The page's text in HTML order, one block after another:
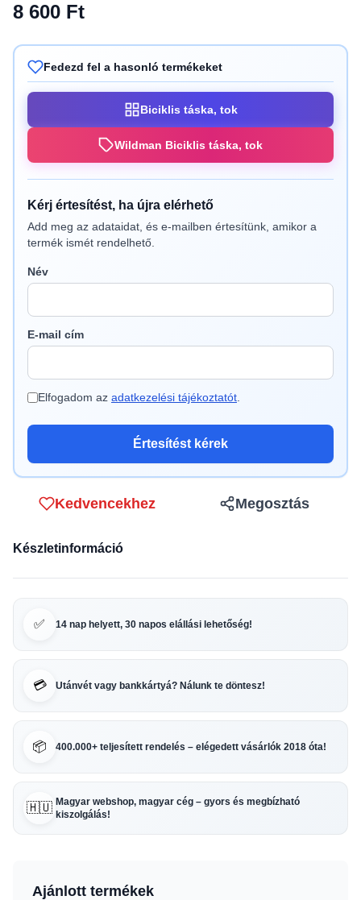
8 600 Ft
Fedezd fel a hasonló termékeket
Biciklis táska, tok
Wildman Biciklis táska, tok
Kérj értesítést, ha újra elérhető
Add meg az adataidat, és e-mailben értesítünk, amikor a
termék ismét rendelhető.
Név
E-mail cím
Elfogadom az adatkezelési tájékoztatót
Értesítést kérek
Kedvencekhez Megosztás
Készletinformáció
✅ 14 nap helyett, 30 napos elállási lehetőség!
💳 Utánvét vagy bankkártyá? Nálunk te döntesz!
📦 400.000+ teljesített rendelés – elégedett vásárlók 2018 óta!
🇭🇺 Magyar webshop, magyar cég – gyors és megbízható
kiszolgálás!
Ajánlott termékek